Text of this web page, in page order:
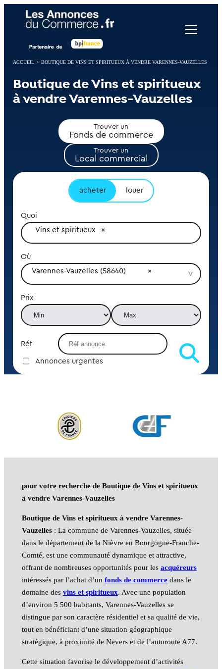
ACCUEIL > BOUTIQUE DE VINS ET SPIRITUEUX À VENDRE VARENNES-VAUZELLES
Boutique de Vins et spiritueux
à vendre Varennes-Vauzelles
Trouver un
Fonds de commerce
Trouver un
Local commercial
acheter louer
Quoi
Vins et spiritueux
Où
Varennes-Vauzelles (58640)
Prix
Réf
Annonces urgentes
pour votre recherche de Boutique de Vins et spiritueux
à vendre Varennes-Vauzelles
Boutique de Vins et spiritueux à vendre Varennes-
Vauzelles: La commune de Varennes-Vauzelles, située
dans le département de la Nièvre en Bourgogne-Franche-
Comté, est une communauté dynamique et attractive,
offrant de nombreuses opportunités pour les acquéreurs
intéressés par l’achat d’un fonds de commercedans le
domaine des vins et spiritueux. Avec une population
d’environ 5 500 habitants, Varennes-Vauzelles se
distingue par son caractère résidentiel et sa qualité de vie,
tout en bénéficiant d’une situation géographique
stratégique, à proximité de Nevers et de l’autoroute A77.
Cette situation favorise le développement d’activités
Panneau de gestion des cookies